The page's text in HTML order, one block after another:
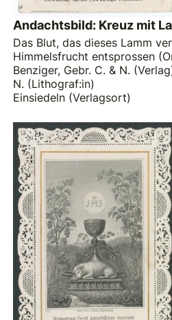
Andachtsbild: Kreuz mit
Das Blut, das dieses Lamm
Himmelsfrucht entsprossen
Benziger, Gebr. C. & N.
N. (Lithograf:in)
Einsiedeln (Verlagsort)